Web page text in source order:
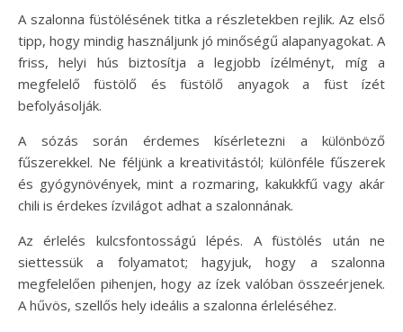
A szalonna füstölésének titka a részletekben rejlik. Az első
tipp, hogy mindig használjunk jó minőségű alapanyagokat. A
friss, helyi hús biztosítja a legjobb ízélményt, míg a
megfelelő füstölő és füstölő anyagok a füst ízét
befolyásolják.
A sózás során érdemes kísérletezni a különböző
fűszerekkel. Ne féljünk a kreativitástól; különféle fűszerek
és gyógynövények, mint a rozmaring, kakukkfű vagy akár
chili is érdekes ízvilágot adhat a szalonnának.
Az érlelés kulcsfontosságú lépés. A füstölés után ne
siettessük a folyamatot; hagyjuk, hogy a szalonna
megfelelően pihenjen, hogy az ízek valóban összeérjenek.
A hűvös, szellős hely ideális a szalonna érleléséhez.